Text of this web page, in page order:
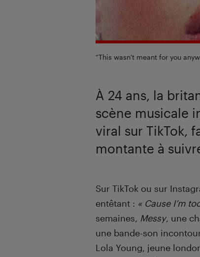
“This wasn't meant for you
À 24 ans, la
scène musicale
viral sur TikTok,
montante à
Introduction
Sur TikTok ou sur
entêtant : « Cause I’m
semaines, Messy, une
une bande-son
Lola Young, jeune